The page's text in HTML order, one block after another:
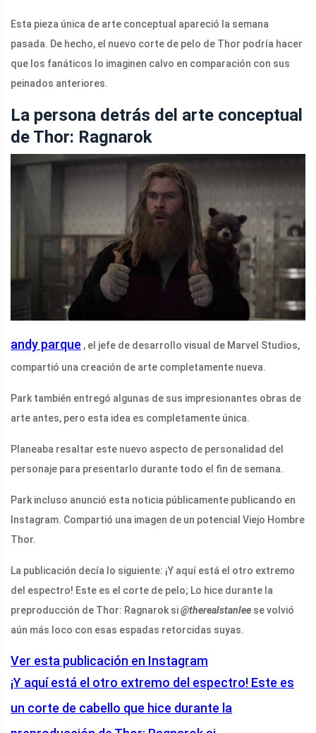
Esta pieza única de arte conceptual apareció la semana
pasada. De hecho, el nuevo corte de pelo de Thor podría hacer
que los fanáticos lo imaginen calvo en comparación con sus
peinados anteriores.
La persona detrás del arte conceptual
de Thor: Ragnarok
andy parque , el jefe de desarrollo visual de Marvel Studios,
compartió una creación de arte completamente nueva.
Park también entregó algunas de sus impresionantes obras de
arte antes, pero esta idea es completamente única.
Planeaba resaltar este nuevo aspecto de personalidad del
personaje para presentarlo durante todo el fin de semana.
Park incluso anunció esta noticia públicamente publicando en
Instagram. Compartió una imagen de un potencial Viejo Hombre
Thor.
La publicación decía lo siguiente: ¡Y aquí está el otro extremo
del espectro! Este es el corte de pelo; Lo hice durante la
preproducción de Thor: Ragnarok si@therealstanlee se volvió
aún más loco con esas espadas retorcidas suyas.
Ver esta publicación en Instagram
¡Y aquí está el otro extremo del espectro! Este es
un corte de cabello que hice durante la